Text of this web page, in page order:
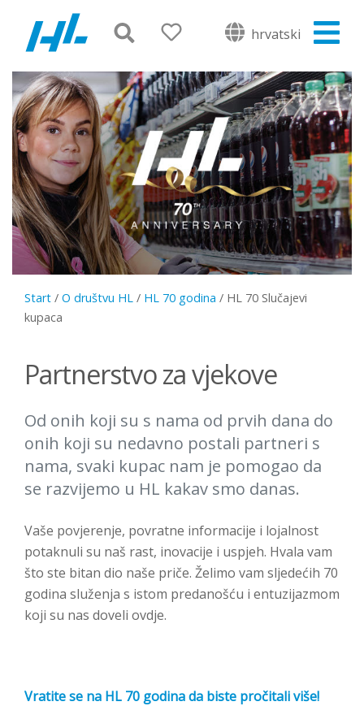
hrvatski
Start / O društvu HL / HL 70 godina / HL 70 Slučajevi
kupaca
Partnerstvo za vjekove
Od onih koji su s nama od prvih dana do
onih koji su nedavno postali partneri s
nama, svaki kupac nam je pomogao da
se razvijemo u HL kakav smo danas.
Vaše povjerenje, povratne informacije i lojalnost
potaknuli su naš rast, inovacije i uspjeh. Hvala vam
što ste bitan dio naše priče. Želimo vam sljedećih 70
godina služenja s istom predanošću i entuzijazmom
koji su nas doveli ovdje.
Vratite se na HL 70 godina da biste pročitali više!